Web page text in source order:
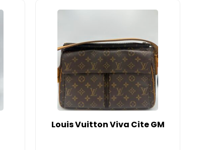
Louis Vuitton Viva Cite GM